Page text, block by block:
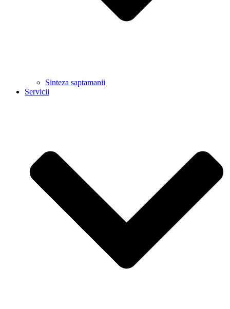
Sinteza saptamanii
Servicii